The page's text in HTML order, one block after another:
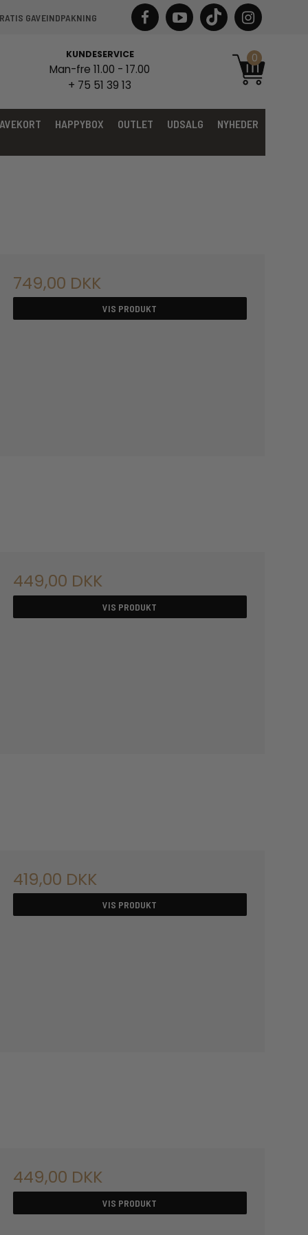
GAVEINDPAKNING
KUNDESERVICE
Man-fre 11.00 - 17.00
+ 75 51 39 13
0
HAPPYBOX OUTLET UDSALG NYHEDER
749,00 DKK
VIS PRODUKT
449,00 DKK
VIS PRODUKT
419,00 DKK
VIS PRODUKT
449,00 DKK
VIS PRODUKT